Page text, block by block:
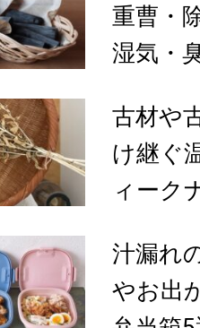
重曹・
湿気・
古材や
け継ぐ
ィーク
汁漏れ
やお出